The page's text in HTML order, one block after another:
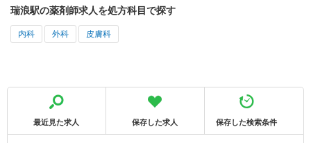
瑞浪駅の薬剤師求人を処方科目で探す
内科 外科 皮膚科
最近見た求人 保存した求人 保存した検索条件